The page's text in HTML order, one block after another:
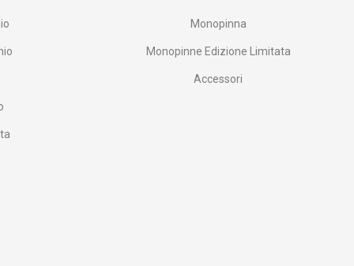
Monopinna
Monopinne Edizione Limitata
Accessori